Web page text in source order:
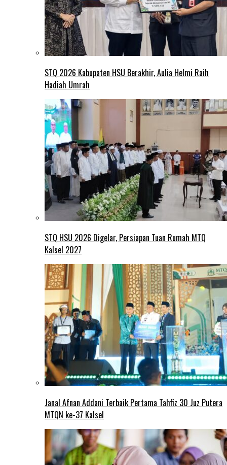
STQ 2026 Kabupaten HSU Berakhir, Aulia Helmi Raih
Hadiah Umrah
STQ HSU 2026 Digelar, Persiapan Tuan Rumah MTQ
Kalsel 2027
Janal Afnan Addani Terbaik Pertama Tahfiz 30 Juz Putera
MTQN ke-37 Kalsel